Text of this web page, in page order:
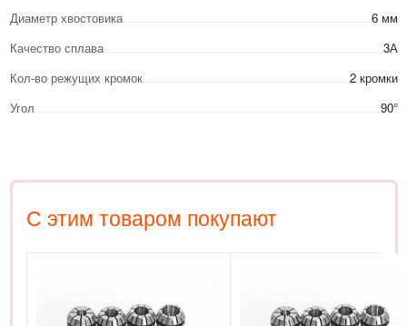
Диаметр хвостовика
6 мм
Качество сплава
3А
Кол-во режущих кромок
2 кромки
Угол
90°
С этим товаром покупают